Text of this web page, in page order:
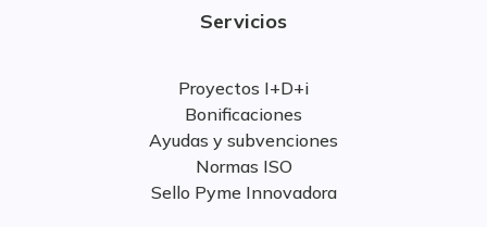
Servicios
Proyectos I+D+i
Bonificaciones
Ayudas y subvenciones
Normas ISO
Sello Pyme Innovadora